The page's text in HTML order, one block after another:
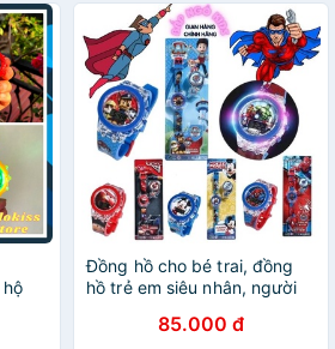
Đồng hồ cho bé trai, đồng
hồ trẻ em siêu nhân, người
mickey Bắp Ngô Kids cho
85.000 đ